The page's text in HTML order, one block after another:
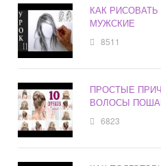
КАК
МУЖСКИЕ
8511
ПРОСТЫЕ
ВОЛОСЫ
6823